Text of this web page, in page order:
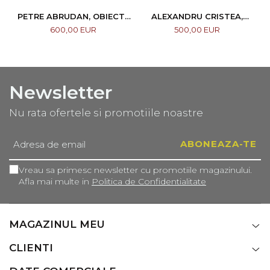
PETRE ABRUDAN, OBIECTE
CASNICE, 1967
600,00 EUR
ALEXANDRU CRISTEA,
COMPOZIȚIE
500,00 EUR
Newsletter
Nu rata ofertele si promotiile noastre
Vreau sa primesc newsletter cu promotiile magazinului.
Afla mai multe in Politica de Confidentialitate
MAGAZINUL MEU
CLIENTI